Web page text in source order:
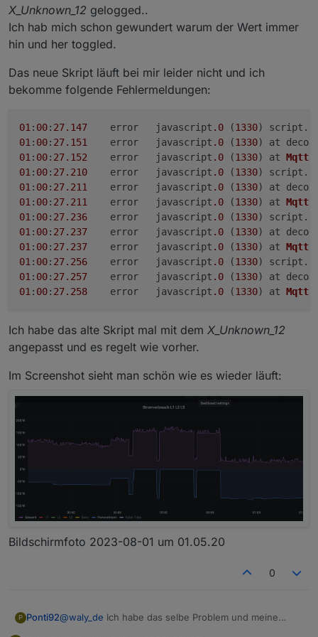
Bin gespannt, Ob es bei Euch läuft....
X_Unknown_12 gelogged..
Ich hab mich schon gewundert warum der Wert immer
hin und her toggled.
Das neue Skript läuft bei mir leider nicht und ich
bekomme folgende Fehlermeldungen:
01 : 00: 27.147
	error	javascript
.0 (1330) script.
01 : 00: 27.151
	error	javascript
.0 (1330) at
01 : 00: 27.152
	error	javascript
.0 (1330) at
01 : 00: 27.210
	error	javascript
.0 (1330) script.
01 : 00: 27.211
	error	javascript
.0 (1330) at
01 : 00: 27.211
	error	javascript
.0 (1330) at
01 : 00: 27.236
	error	javascript
.0 (1330) script.
01 : 00: 27.237
	error	javascript
.0 (1330) at
01 : 00: 27.237
	error	javascript
.0 (1330) at
01 : 00: 27.256
	error	javascript
.0 (1330) script.
01 : 00: 27.257
	error	javascript
.0 (1330) at
01 : 00: 27.258
	error	javascript
.0 (1330) at
Ich habe das alte Skript mal mit dem X_Unknown_12
angepasst und es regelt wie vorher.
Im Screenshot sieht man schön wie es wieder läuft:
Bildschirm­foto 2023-08-01 um 01.05.20
0
P Ponti92@waly_de Ich habe das selbe Problem und meine